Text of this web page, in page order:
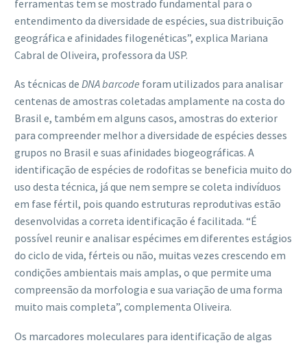
ferramentas tem se mostrado fundamental para o
entendimento da diversidade de espécies, sua distribuição
geográfica e afinidades filogenéticas”, explica Mariana
Cabral de Oliveira, professora da USP.
As técnicas de DNA barcode foram utilizados para analisar
centenas de amostras coletadas amplamente na costa do
Brasil e, também em alguns casos, amostras do exterior
para compreender melhor a diversidade de espécies desses
grupos no Brasil e suas afinidades biogeográficas. A
identificação de espécies de rodofitas se beneficia muito do
uso desta técnica, já que nem sempre se coleta indivíduos
em fase fértil, pois quando estruturas reprodutivas estão
desenvolvidas a correta identificação é facilitada. “É
possível reunir e analisar espécimes em diferentes estágios
do ciclo de vida, férteis ou não, muitas vezes crescendo em
condições ambientais mais amplas, o que permite uma
compreensão da morfologia e sua variação de uma forma
muito mais completa”, complementa Oliveira.
Os marcadores moleculares para identificação de algas